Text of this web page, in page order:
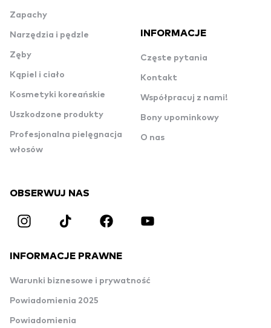
Zapachy
Narzędzia i pędzle
Zęby
Kąpiel i ciało
Kosmetyki koreańskie
Uszkodzone produkty
Profesjonalna pielęgnacja
włosów
INFORMACJE
Częste pytania
Kontakt
Współpracuj z nami!
Bony upominkowy
O nas
OBSERWUJ NAS
INFORMACJE PRAWNE
Warunki biznesowe i prywatność
Powiadomienia 2025
Powiadomienia